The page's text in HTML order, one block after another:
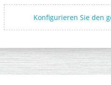
Konfigurieren Sie den